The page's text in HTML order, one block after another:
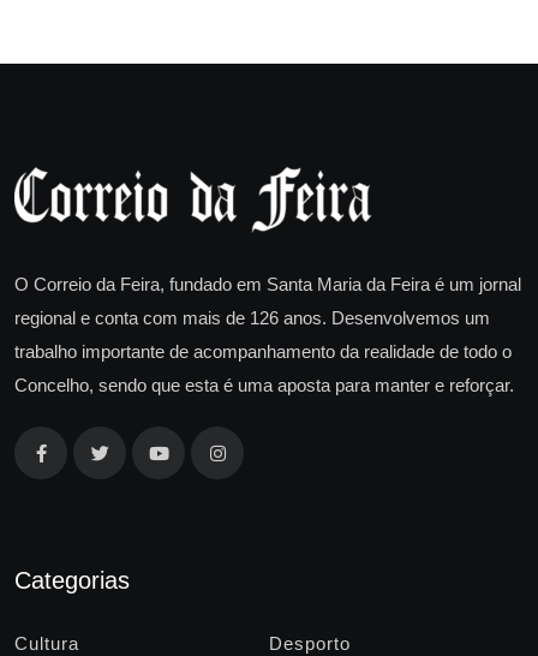
O Correio da Feira, fundado em Santa Maria da Feira é um jornal
regional e conta com mais de 126 anos. Desenvolvemos um
trabalho importante de acompanhamento da realidade de todo o
Concelho, sendo que esta é uma aposta para manter e reforçar.
Categorias
Cultura Desporto